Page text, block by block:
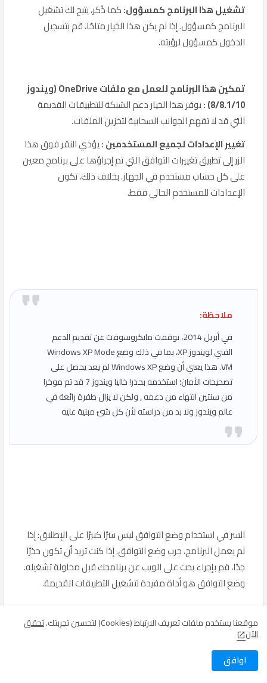
تشغيل هذا البرنامج كمسؤول:كما ذُكر، يتيح لك تشغيل
البرنامج كمسؤول. إذا لم يكن هذا الخيار متاحًا، قم بتسجيل
الدخول كمسؤول لرؤيته.
تمكين هذا البرنامج للعمل مع ملفات OneDrive (ويندوز
8/8.1/10) : يوفر هذا الخيار دعم الشبكة للتطبيقات القديمة
التي قد لا تفهم الجوانب السحابية لتخزين الملفات.
تغيير الإعدادات لجميع المستخدمين :يؤدي النقر فوق هذا
الزر إلى تطبيق تغييرات التوافق التي تم إجراؤها على برنامج معين
على كل حساب مستخدم في الجهاز. بخلاف ذلك، تكون
الإعدادات للمستخدم الحالي فقط.
ملاحظة:
في أبريل 2014، توقفت مايكروسوفت عن تقديم الدعم
الفني لويندوز XP، بما في ذلك وضع Windows XP Mode
VM. هذا يعني أن وضع Windows XP لم يعد يحصل على
تصحيحات الأمان؛ استخدمه بحذر! خاليا ويندوز 7 قد تم موخرا
من سنتين انتهاء من دعمه , ولكن لا يزال طفرة رائعة في
عالم ويندوز ولا بد من دراسته لأن كل شئ مبنية عليه
السر في استخدام وضع التوافق ليس سرًا كبيرًا على الإطلاق: إذا
لم يعمل البرنامج، جرب وضع التوافق. إذا كنت تريد أن تكون حذرًا
جدًا، قم بإجراء بحث على الويب عن برنامجك قبل محاولة تشغيله.
وضع التوافق هو أداة مفيدة لتشغيل التطبيقات القديمة.
الملفات المفقودة أو النسخة غير
موقعنا يستخدم ملفات تعريف الارتباط (Cookies) لتحسين تجربتك. تحقق
الآن
اوافق